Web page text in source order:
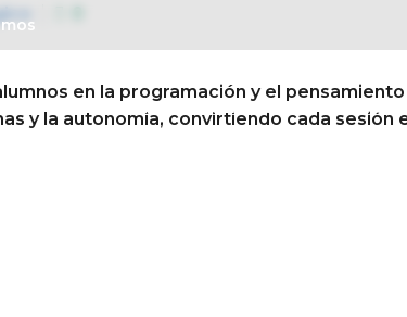
Libros de texto 26/27 Conócenos Así
en la programación y el
y la autonomía, convirtiendo cada sesión